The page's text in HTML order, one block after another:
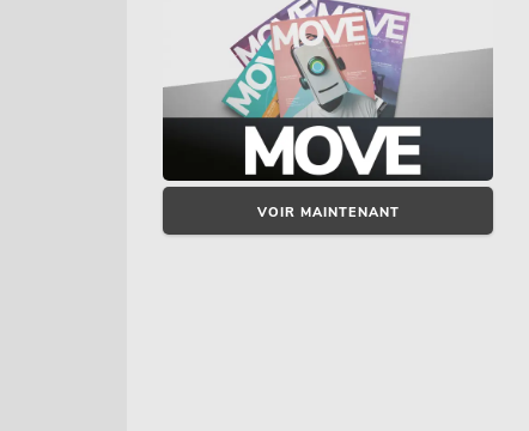
VOIR MAINTENANT